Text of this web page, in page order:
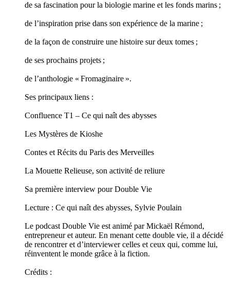
de sa fascination pour la biologie marine et les fonds marins ;
de l’inspiration prise dans son expérience de la marine ;
de la façon de construire une histoire sur deux tomes ;
de ses prochains projets ;
de l’anthologie « Fromaginaire ».
Ses principaux liens :
Confluence T1 – Ce qui naît des abysses
Les Mystères de Kioshe
Contes et Récits du Paris des Merveilles
La Mouette Relieuse, son activité de reliure
Sa première interview pour Double Vie
Lecture : Ce qui naît des abysses, Sylvie Poulain
Le podcast Double Vie est animé par Mickaël Rémond,
entrepreneur et auteur. En menant cette double vie, il a décidé
de rencontrer et d’interviewer celles et ceux qui, comme lui,
réinventent le monde grâce à la fiction.
Crédits :